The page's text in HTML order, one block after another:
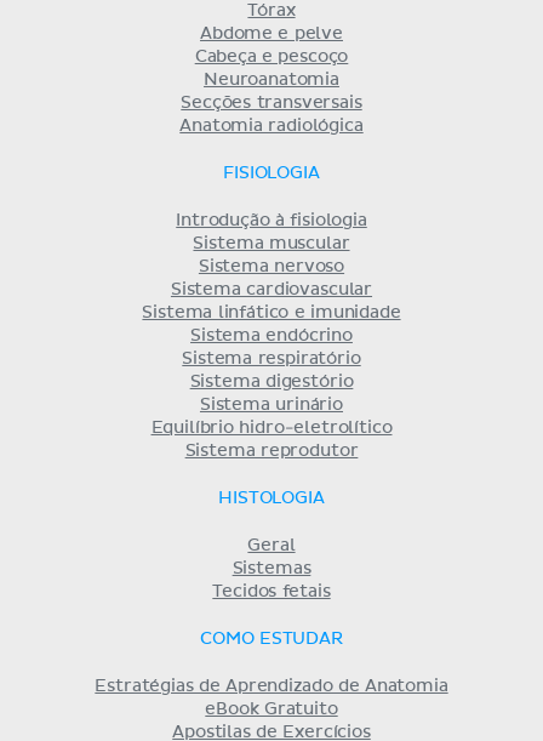
Tórax
Abdome e pelve
Cabeça e pescoço
Neuroanatomia
Secções transversais
Anatomia radiológica
FISIOLOGIA
Introdução à fisiologia
Sistema muscular
Sistema nervoso
Sistema cardiovascular
Sistema linfático e imunidade
Sistema endócrino
Sistema respiratório
Sistema digestório
Sistema urinário
Equilíbrio hidro-eletrolítico
Sistema reprodutor
HISTOLOGIA
Geral
Sistemas
Tecidos fetais
COMO ESTUDAR
Estratégias de Aprendizado de Anatomia
eBook Gratuito
Apostilas de Exercícios